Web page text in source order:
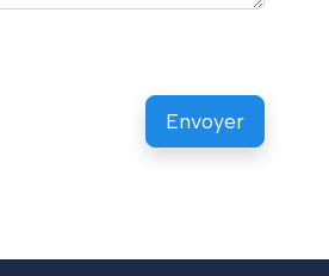
Envoyer